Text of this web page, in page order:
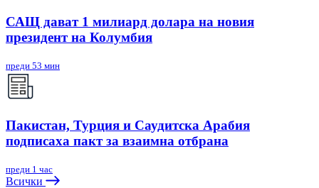
САЩ дават 1 милиард долара на новия
президент на Колумбия
преди 53 мин
Пакистан, Турция и Саудитска Арабия
подписаха пакт за взаимна отбрана
преди 1 час
Всички